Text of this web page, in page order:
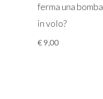
ferma una bomba
in volo?
€9,00